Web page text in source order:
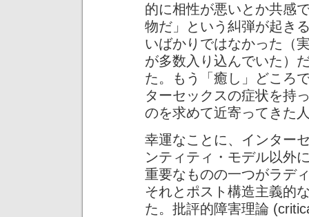
的に相性が悪いとか共感
物だ」という糾弾が起き
いばかりではなかった（
が多数入り込んでいた）
た。もう「癒し」どころ
ターセックスの症状を持
のを求めて近寄ってきた
幸運なことに、インター
ンティティ・モデル以外
重要なものの一つがラデ
それとポスト構造主義的
た。批評的障害理論